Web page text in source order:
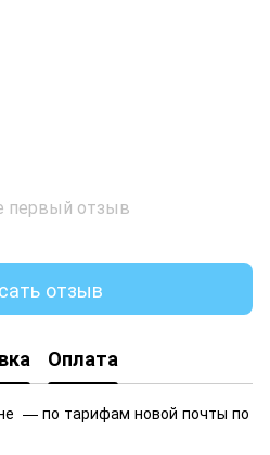
первый отзыв
отзыв
Оплата
— по тарифам новой почты по